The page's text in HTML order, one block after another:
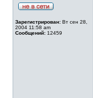
Зарегистрирован: Вт сен 28,
2004 11:58 am
Сообщений: 12459